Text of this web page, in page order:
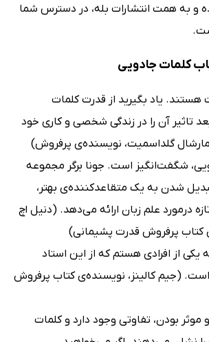
و به همت انتشارات بله، در دسترس شما
کلمات جادویی
هستند. یاد بگیرید از قدرت کلمات
تاثیر آن را در زندگی شخصی و کاری خود
گلداسمیت، نویسنده‌ی پرفروش)
شگفت‌انگیز است. جونا برگر مجموعه
شدن به یک متقاعدکننده‌ی بهتر،
درمورد علم زبان ارائه می‌دهد. (دنیل اچ
کتاب پرفروش قدرت پشیمانی)
از افرادی هستم که از این استاد
(جیم کالینز، نویسنده‌ی کتاب پرفروش
بودن، تفاوتی وجود دارد و کلمات